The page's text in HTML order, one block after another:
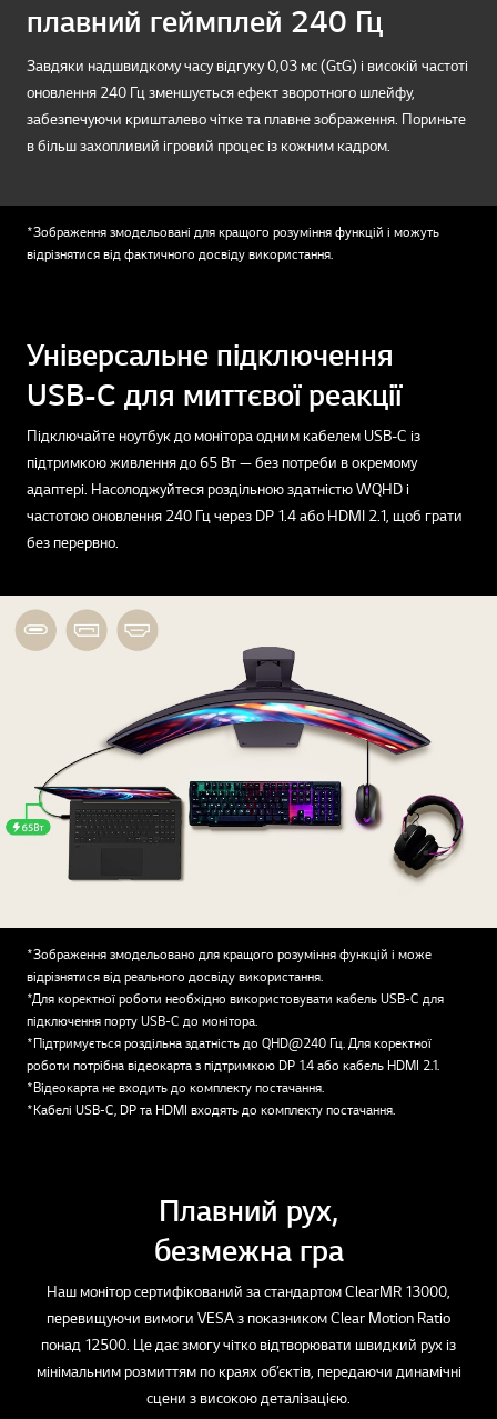
плавний геймплей 240 Гц
Завдяки надшвидкому часу відгуку 0,03 мс (GtG) і високій частоті
оновлення 240 Гц зменшується ефект зворотного шлейфу,
забезпечуючи кришталево чітке та плавне зображення. Пориньте
в більш захопливий ігровий процес із кожним кадром.
*Зображення змодельовані для кращого розуміння функцій і можуть
відрізнятися від фактичного досвіду використання.
Універсальне підключення
USB-C для миттєвої реакції
Підключайте ноутбук до монітора одним кабелем USB-C із
підтримкою живлення до 65 Вт — без потреби в окремому
адаптері. Насолоджуйтеся роздільною здатністю WQHD і
частотою оновлення 240 Гц через DP 1.4 або HDMI 2.1, щоб грати
без перервно.
*Зображення змодельовано для кращого розуміння функцій і може
відрізнятися від реального досвіду використання.
*Для коректної роботи необхідно використовувати кабель USB-C для
підключення порту USB-C до монітора.
*Підтримується роздільна здатність до QHD@240 Гц. Для коректної
роботи потрібна відеокарта з підтримкою DP 1.4 або кабель HDMI 2.1.
*Відеокарта не входить до комплекту постачання.
*Кабелі USB-C, DP та HDMI входять до комплекту постачання.
Плавний рух,
безмежна гра
Наш монітор сертифікований за стандартом ClearMR 13000,
перевищуючи вимоги VESA з показником Clear Motion Ratio
понад 12500. Це дає змогу чітко відтворювати швидкий рух із
мінімальним розмиттям по краях об’єктів, передаючи динамічні
сцени з високою деталізацією.